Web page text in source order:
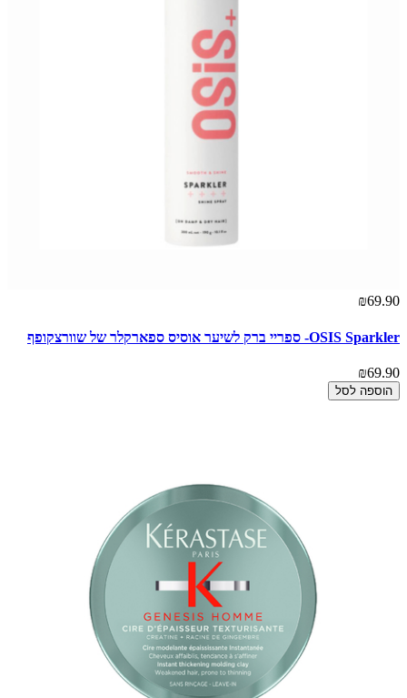
₪69.90
OSIS Sparkler- ספריי ברק לשיער אוסיס ספארקלר של שוורצקופף
₪69.90
הוספה לסל